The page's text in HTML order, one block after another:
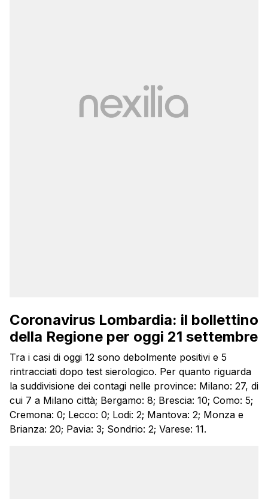
Coronavirus Lombardia: il bollettino
della Regione per oggi 21 settembre
Tra i casi di oggi 12 sono debolmente positivi e 5
rintracciati dopo test sierologico. Per quanto riguarda
la suddivisione dei contagi nelle province: Milano: 27, di
cui 7 a Milano città; Bergamo: 8; Brescia: 10; Como: 5;
Cremona: 0; Lecco: 0; Lodi: 2; Mantova: 2; Monza e
Brianza: 20; Pavia: 3; Sondrio: 2; Varese: 11.